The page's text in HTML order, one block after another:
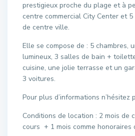
prestigieux proche du plage et à
centre commercial City Center et
de centre ville.
Elle se compose de : 5 chambres,
lumineux, 3 salles de bain +
cuisine, une jolie terrasse et un
3 voitures.
Pour plus d’informations n’hésitez
Conditions de location : 2 mois de
cours + 1 mois comme honoraires